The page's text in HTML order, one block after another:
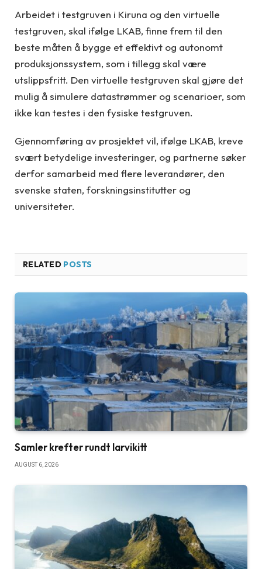
Arbeidet i testgruven i Kiruna og den virtuelle
testgruven, skal ifølge LKAB, finne frem til den
beste måten å bygge et effektivt og autonomt
produksjonssystem, som i tillegg skal være
utslippsfritt. Den virtuelle testgruven skal gjøre det
mulig å simulere datastrømmer og scenarioer, som
ikke kan testes i den fysiske testgruven.
Gjennomføring av prosjektet vil, ifølge LKAB, kreve
svært betydelige investeringer, og partnerne søker
derfor samarbeid med flere leverandører, den
svenske staten, forskningsinstitutter og
universiteter.
RELATED POSTS
Samler krefter rundt larvikitt
AUGUST 6, 2026